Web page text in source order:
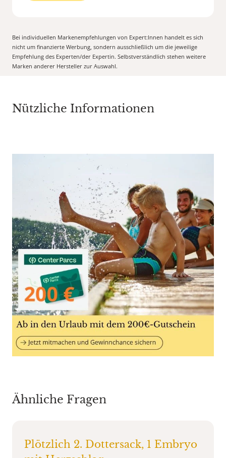
Bei individuellen Markenempfehlungen von Expert:Innen handelt es sich
nicht um finanzierte Werbung, sondern ausschließlich um die jeweilige
Empfehlung des Experten/der Expertin. Selbstverständlich stehen weitere
Marken anderer Hersteller zur Auswahl.
Nützliche Informationen
Ähnliche Fragen
Plötzlich 2. Dottersack, 1 Embryo